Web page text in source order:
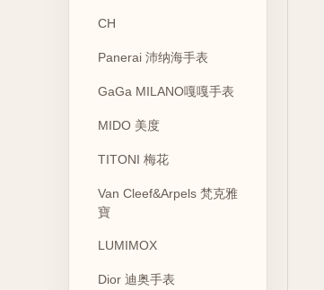
CH
Panerai 沛纳海手表
GaGa MILANO嘎嘎手表
MIDO 美度
TITONI 梅花
Van Cleef&Arpels 梵克雅
寶
LUMIMOX
Dior 迪奥手表